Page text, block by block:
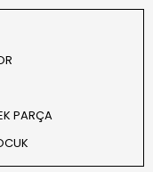
PARÇA